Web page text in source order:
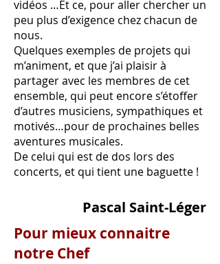
vidéos …Et ce, pour aller chercher un
peu plus d’exigence chez chacun de
nous.
Quelques exemples de projets qui
m’animent, et que j’ai plaisir à
partager avec les membres de cet
ensemble, qui peut encore s’étoffer
d’autres musiciens, sympathiques et
motivés…pour de prochaines belles
aventures musicales.
De celui qui est de dos lors des
concerts, et qui tient une baguette !
Pascal Saint-Léger
Pour mieux connaitre
notre Chef